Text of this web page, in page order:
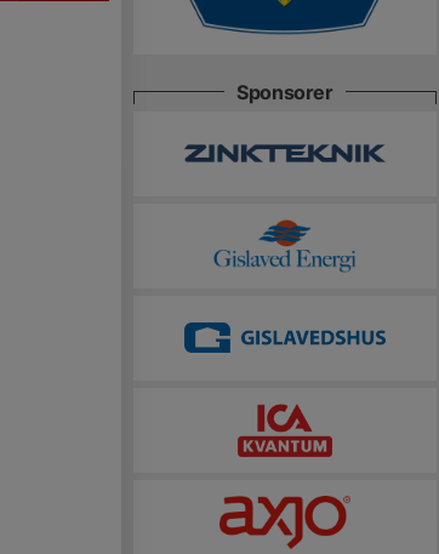
Sponsorer